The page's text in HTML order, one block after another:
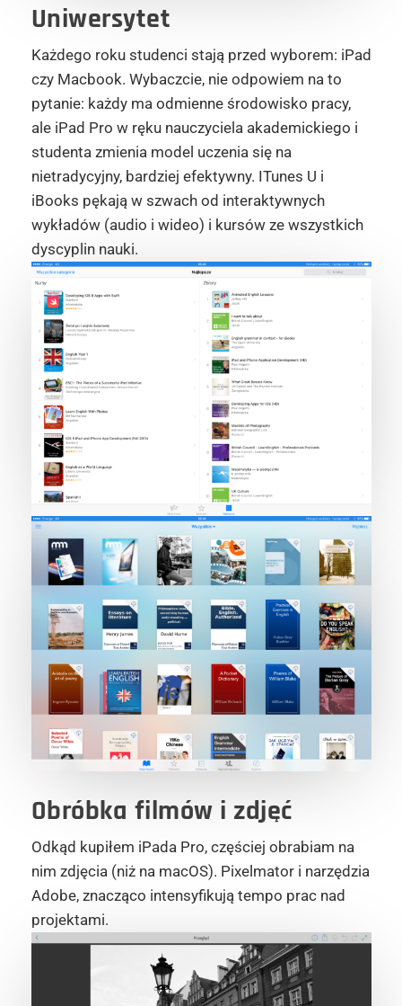
Uniwersytet
Każdego roku studenci stają przed wyborem: iPad
czy Macbook. Wybaczcie, nie odpowiem na to
pytanie: każdy ma odmienne środowisko pracy,
ale iPad Pro w ręku nauczyciela akademickiego i
studenta zmienia model uczenia się na
nietradycyjny, bardziej efektywny. ITunes U i
iBooks pękają w szwach od interaktywnych
wykładów (audio i wideo) i kursów ze wszystkich
dyscyplin nauki.
Obróbka filmów i zdjęć
Odkąd kupiłem iPada Pro, częściej obrabiam na
nim zdjęcia (niż na macOS). Pixelmator i narzędzia
Adobe, znacząco intensyfikują tempo prac nad
projektami.